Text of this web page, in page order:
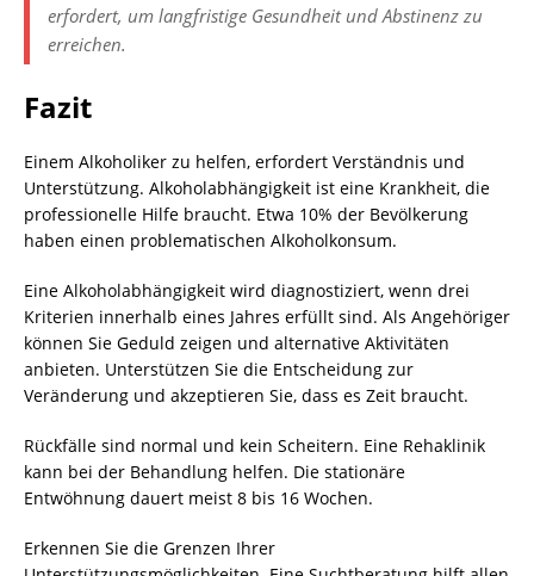
erfordert, um langfristige Gesundheit und Abstinenz zu
erreichen.
Fazit
Einem Alkoholiker zu helfen, erfordert Verständnis und
Unterstützung. Alkoholabhängigkeit ist eine Krankheit, die
professionelle Hilfe braucht. Etwa 10% der Bevölkerung
haben einen problematischen Alkoholkonsum.
Eine Alkoholabhängigkeit wird diagnostiziert, wenn drei
Kriterien innerhalb eines Jahres erfüllt sind. Als Angehöriger
können Sie Geduld zeigen und alternative Aktivitäten
anbieten. Unterstützen Sie die Entscheidung zur
Veränderung und akzeptieren Sie, dass es Zeit braucht.
Rückfälle sind normal und kein Scheitern. Eine Rehaklinik
kann bei der Behandlung helfen. Die stationäre
Entwöhnung dauert meist 8 bis 16 Wochen.
Erkennen Sie die Grenzen Ihrer